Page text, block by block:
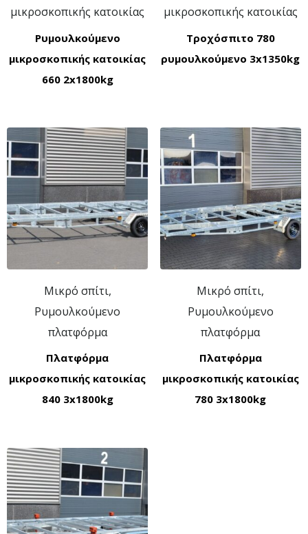
μικροσκοπικής κατοικίας
Ρυμουλκούμενο
μικροσκοπικής κατοικίας
660 2x1800kg
μικροσκοπικής κατοικίας
Τροχόσπιτο 780
ρυμουλκούμενο 3x1350kg
Μικρό σπίτι,
Ρυμουλκούμενο
πλατφόρμα
Πλατφόρμα
μικροσκοπικής κατοικίας
840 3x1800kg
Μικρό σπίτι,
Ρυμουλκούμενο
πλατφόρμα
Πλατφόρμα
μικροσκοπικής κατοικίας
780 3x1800kg